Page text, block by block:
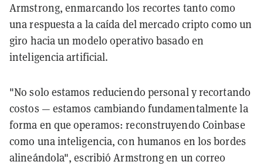
Armstrong, enmarcando los recortes tanto como
una respuesta a la caída del mercado cripto como un
giro hacia un modelo operativo basado en
inteligencia artificial.
"No solo estamos reduciendo personal y recortando
costos — estamos cambiando fundamentalmente la
forma en que operamos: reconstruyendo Coinbase
como una inteligencia, con humanos en los bordes
alineándola", escribió Armstrong en un correo